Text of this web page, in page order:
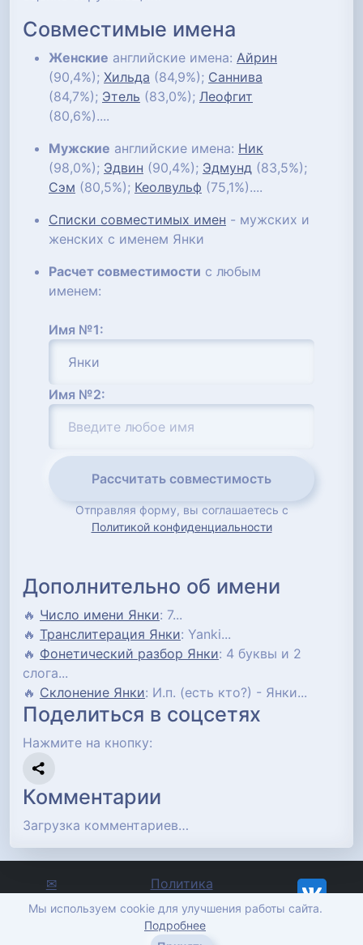
Совместимые имена
Женские английские имена: Айрин
(90,4%); Хильда (84,9%); Саннива
(84,7%); Этель (83,0%); Леофгит
(80,6%)....
Мужские английские имена: Ник
(98,0%); Эдвин (90,4%); Эдмунд (83,5%);
Сэм (80,5%); Кеолвульф (75,1%)....
Списки совместимых имен - мужских и
женских с именем Янки
Расчет совместимости с любым
именем:
Имя №1:
Имя №2:
Рассчитать совместимость
Отправляя форму, вы соглашаетесь с
Политикой конфиденциальности
Дополнительно об имени
🔥 Число имени Янки: 7...
🔥 Транслитерация Янки: Yanki...
🔥 Фонетический разбор Янки: 4 буквы и 2
слога...
🔥 Склонение Янки: И.п. (есть кто?) - Янки...
Поделиться в соцсетях
Нажмите на кнопку:
Комментарии
Загрузка комментариев…
✉
Отправить
Политика
конфиденциальности
imena-znachenie.ru, ©
2012-2026
Мы используем cookie для улучшения работы сайта.
Подробнее